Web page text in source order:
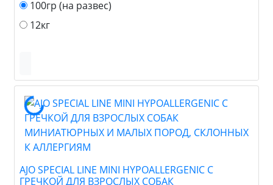
100гр (на развес)
12кг
AJO SPECIAL LINE MINI HYPOALLERGENIC С
ГРЕЧКОЙ ДЛЯ ВЗРОСЛЫХ СОБАК